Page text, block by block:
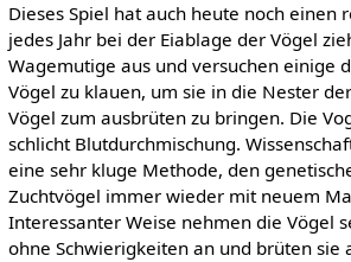
Dieses Spiel hat auch heute noch einen
jedes Jahr bei der Eiablage der Vögel
Wagemutige aus und versuchen einige
Vögel zu klauen, um sie in die Nester
Vögel zum ausbrüten zu bringen. Die
schlicht Blutdurchmischung.
eine sehr kluge Methode, den
Zuchtvögel immer wieder mit neuem
Interessanter Weise nehmen die Vögel
ohne Schwierigkeiten an und brüten sie